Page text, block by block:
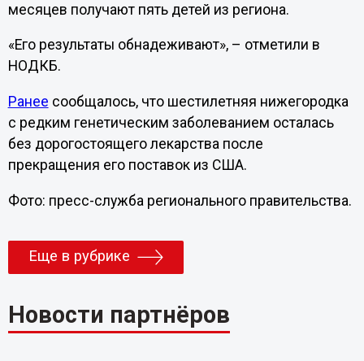
месяцев получают пять детей из региона.
«Его результаты обнадеживают», – отметили в
НОДКБ.
Ранее сообщалось, что шестилетняя нижегородка
с редким генетическим заболеванием осталась
без дорогостоящего лекарства после
прекращения его поставок из США.
Фото: пресс-служба регионального правительства.
Еще в рубрике
Новости партнёров